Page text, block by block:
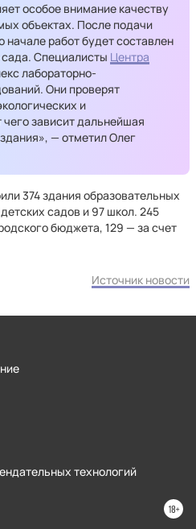
особое внимание качеству
объектах. После подачи
работ будет составлен
сада. Специалисты Центра
лабораторно-
Они проверят
и
зависит дальнейшая
— отметил Олег
374 здания образовательных
садов и 97 школ. 245
бюджета, 129 — за счет
Источник новости
технологий